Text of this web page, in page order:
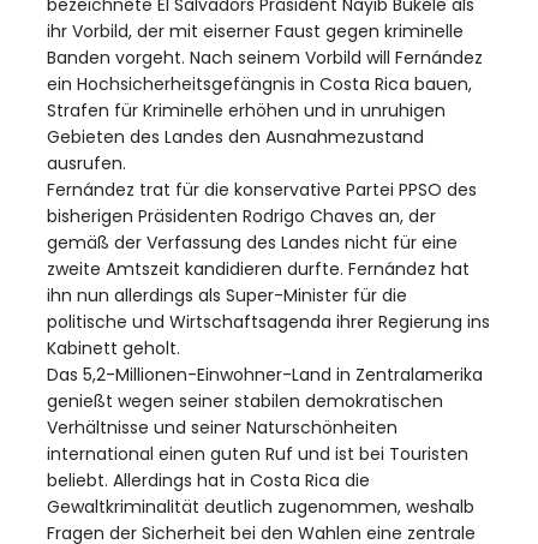
ihr Vorbild, der mit eiserner Faust gegen kriminelle
Banden vorgeht. Nach seinem Vorbild will Fernández
ein Hochsicherheitsgefängnis in Costa Rica bauen,
Strafen für Kriminelle erhöhen und in unruhigen
Gebieten des Landes den Ausnahmezustand
ausrufen.
Fernández trat für die konservative Partei PPSO des
bisherigen Präsidenten Rodrigo Chaves an, der
gemäß der Verfassung des Landes nicht für eine
zweite Amtszeit kandidieren durfte. Fernández hat
ihn nun allerdings als Super-Minister für die
politische und Wirtschaftsagenda ihrer Regierung ins
Kabinett geholt.
Das 5,2-Millionen-Einwohner-Land in Zentralamerika
genießt wegen seiner stabilen demokratischen
Verhältnisse und seiner Naturschönheiten
international einen guten Ruf und ist bei Touristen
beliebt. Allerdings hat in Costa Rica die
Gewaltkriminalität deutlich zugenommen, weshalb
Fragen der Sicherheit bei den Wahlen eine zentrale